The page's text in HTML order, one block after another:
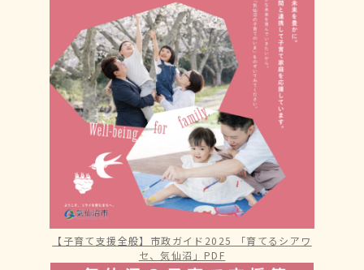
【子育て支援全般】市政ガイド2025 「育てるシアワ
セ、気仙沼」PDF